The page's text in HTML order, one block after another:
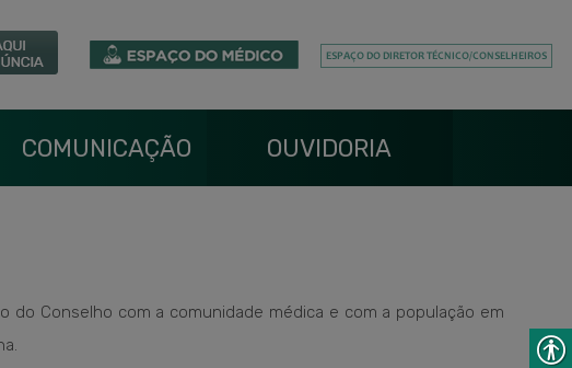
COMUNICAÇÃO OUVIDORIA
do Conselho com a comunidade médica e com a população em